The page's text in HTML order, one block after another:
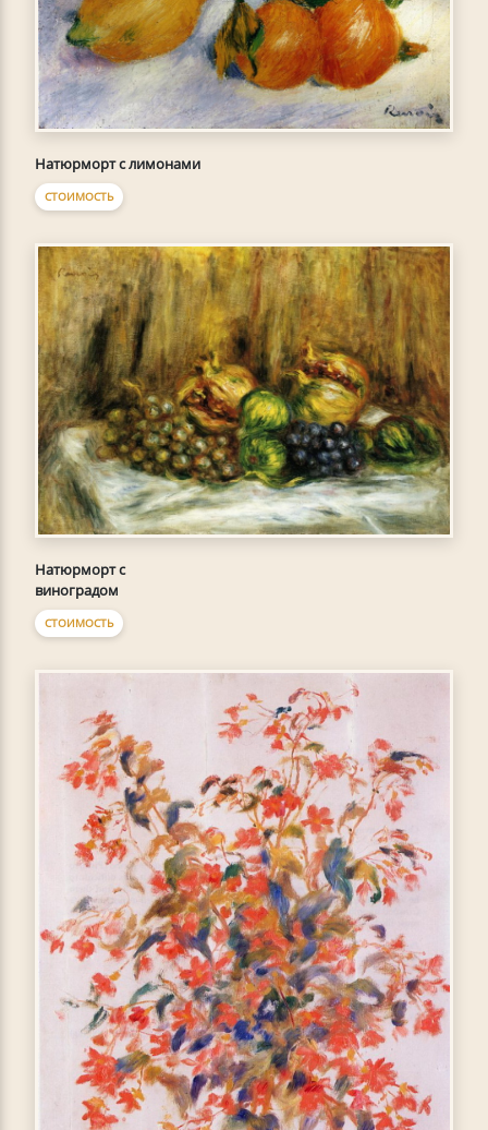
Натюрморт с лимонами
СТОИМОСТЬ
Натюрморт с
виноградом
СТОИМОСТЬ